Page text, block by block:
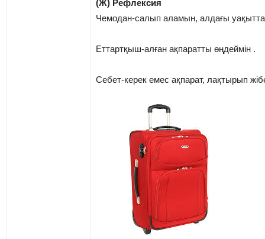
(Ж) Рефлексия
Чемодан-салып аламын, алдағы
Еттартқыш-алған ақпаратты өңдеймін .
Себет-керек емес ақпарат, лақтырып